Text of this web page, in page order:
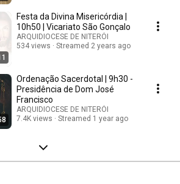
Festa da Divina Misericórdia |
10h50 | Vicariato São Gonçalo
ARQUIDIOCESE DE NITERÓI
534 views
Streamed 2 years ago
Ordenação Sacerdotal | 9h30 -
Presidência de Dom José
Francisco
ARQUIDIOCESE DE NITERÓI
7.4K views
Streamed 1 year ago